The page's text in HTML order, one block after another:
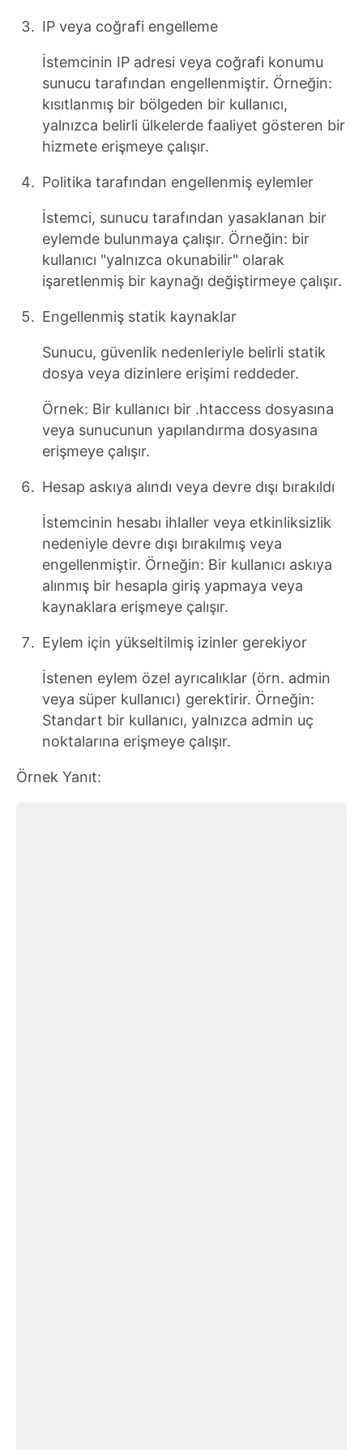
IP veya coğrafi engelleme
İstemcinin IP adresi veya coğrafi konumu
sunucu tarafından engellenmiştir. Örneğin:
kısıtlanmış bir bölgeden bir kullanıcı,
yalnızca belirli ülkelerde faaliyet gösteren bir
hizmete erişmeye çalışır.
Politika tarafından engellenmiş eylemler
İstemci, sunucu tarafından yasaklanan bir
eylemde bulunmaya çalışır. Örneğin: bir
kullanıcı "yalnızca okunabilir" olarak
işaretlenmiş bir kaynağı değiştirmeye çalışır.
Engellenmiş statik kaynaklar
Sunucu, güvenlik nedenleriyle belirli statik
dosya veya dizinlere erişimi reddeder.
Örnek: Bir kullanıcı bir .htaccess dosyasına
veya sunucunun yapılandırma dosyasına
erişmeye çalışır.
Hesap askıya alındı veya devre dışı bırakıldı
İstemcinin hesabı ihlaller veya etkinliksizlik
nedeniyle devre dışı bırakılmış veya
engellenmiştir. Örneğin: Bir kullanıcı askıya
alınmış bir hesapla giriş yapmaya veya
kaynaklara erişmeye çalışır.
Eylem için yükseltilmiş izinler gerekiyor
İstenen eylem özel ayrıcalıklar (örn. admin
veya süper kullanıcı) gerektirir. Örneğin:
Standart bir kullanıcı, yalnızca admin uç
noktalarına erişmeye çalışır.
Örnek Yanıt: